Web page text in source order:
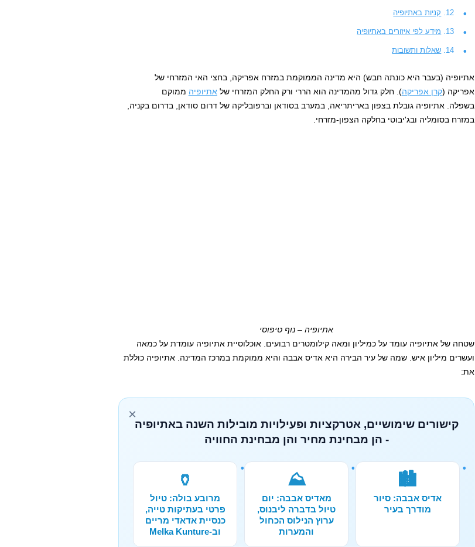
קניות באתיופיה
מידע לפי איזורים באתיופיה
שאלות ותשובות
אתיופיה (בעבר היא כונתה חבש) היא מדינה הממוקמת במזרח אפריקה, בחצי האי המזרחי של
אפריקה (קרן אפריקה). חלק גדול מהמדינה הוא הררי ורק החלק המזרחי של אתיופיה ממוקם
בשפלה. אתיופיה גובלת בצפון באריתריאה, במערב בסודאן וברפובליקה של דרום סודאן, בדרום בקניה,
במזרח בסומליה ובג'יבוטי בחלקה הצפון-מזרחי.
אתיופיה – נוף טיפוסי
שטחה של אתיופיה עומד על כמיליון ומאה קילומטרים רבועים. אוכלוסיית אתיופיה עומדת על כמאה
ועשרים מיליון איש. שמה של עיר הבירה היא אדיס אבבה והיא ממוקמת במרכז המדינה. אתיופיה כוללת
את:
×
קישורים שימושיים, אטרקציות ופעילויות מובילות השנה באתיופיה
- הן מבחינת מחיר והן מבחינת החוויה
🏙️
אדיס אבבה: סיור
מודרך בעיר
⛰️
מאדיס אבבה: יום
טיול בדברה ליבנוס,
ערוץ הנילוס הכחול
והמערות
🏺
מרובע בולה: טיול
פרטי בעתיקות טייה,
כנסיית אדאדי מריים
וב-Melka Kunture